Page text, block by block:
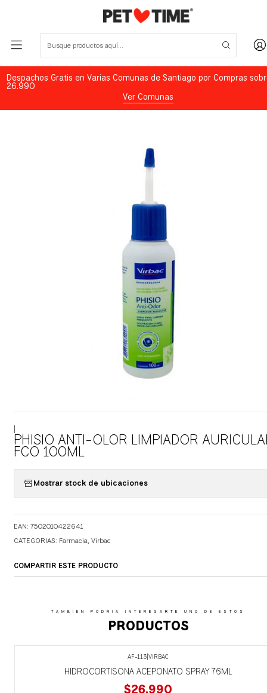
Despachos Gratis en Varias Comunas de Santiago por Compras
26.990
Ver Comunas
PHISIO ANTI-OLOR LIMPIADOR
FCO 100ML
Mostrar stock de ubicaciones
EAN: 7502010422641
CATEGORIAS: Farmacia,Virbac
COMPARTIR ESTE PRODUCTO
TAMBIEN PODRIA INTERESARTE UNO DE ESTOS
PRODUCTOS
AF-113 VIRBAC
HIDROCORTISONA ACEPONATO SPRAY 76ML
$26.990